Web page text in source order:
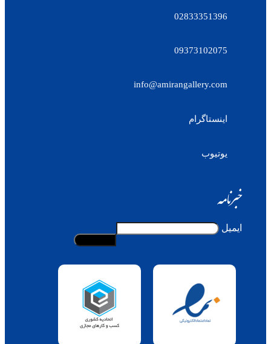
02833351396
09373102075
info@amirangallery.com
اینستاگرام
یوتیوب
خبرنامه
ایمیل